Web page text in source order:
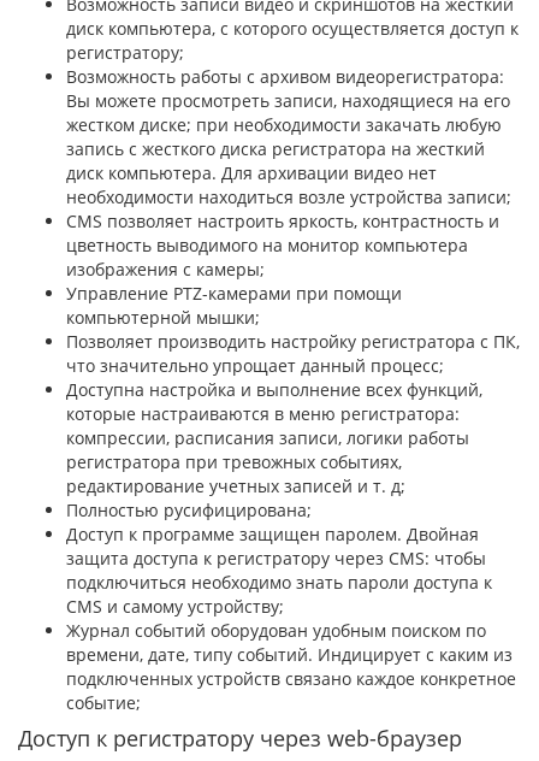
диск компьютера, с которого осуществляется доступ к
регистратору;
Возможность работы с архивом видеорегистратора:
Вы можете просмотреть записи, находящиеся на его
жестком диске; при необходимости закачать любую
запись с жесткого диска регистратора на жесткий
диск компьютера. Для архивации видео нет
необходимости находиться возле устройства записи;
CMS позволяет настроить яркость, контрастность и
цветность выводимого на монитор компьютера
изображения с камеры;
Управление PTZ-камерами при помощи
компьютерной мышки;
Позволяет производить настройку регистратора с ПК,
что значительно упрощает данный процесс;
Доступна настройка и выполнение всех функций,
которые настраиваются в меню регистратора:
компрессии, расписания записи, логики работы
регистратора при тревожных событиях,
редактирование учетных записей и т. д;
Полностью русифицирована;
Доступ к программе защищен паролем. Двойная
защита доступа к регистратору через CMS: чтобы
подключиться необходимо знать пароли доступа к
CMS и самому устройству;
Журнал событий оборудован удобным поиском по
времени, дате, типу событий. Индицирует с каким из
подключенных устройств связано каждое конкретное
событие;
Доступ к регистратору через web-браузер